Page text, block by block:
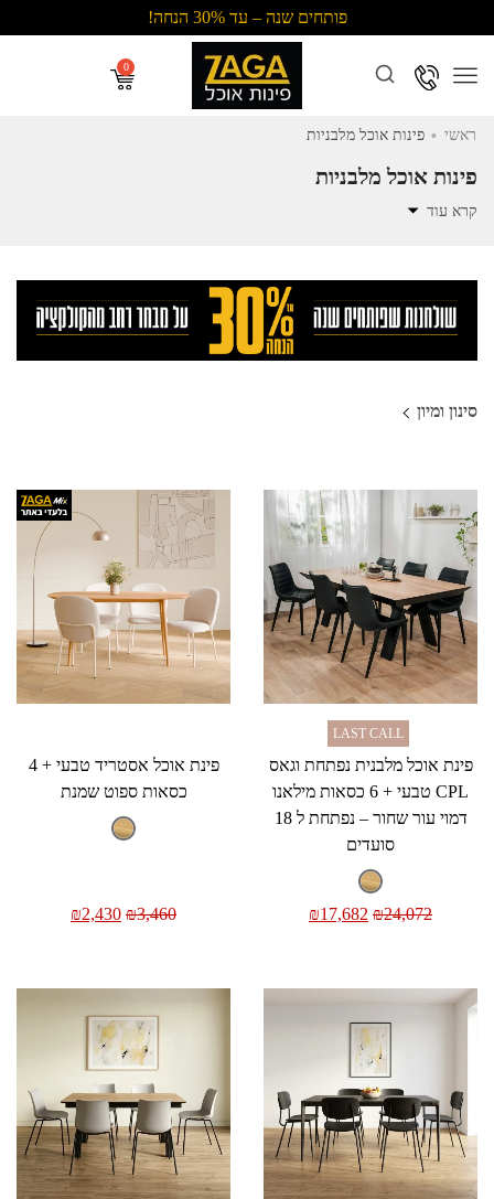
פותחים שנה – עד 30% הנחה!
Menu
ראשי . פינות אוכל מלבניות
פינות אוכל מלבניות
קרא עוד
סינון ומיון
LAST CALL
פינת אוכל מלבנית נפתחת וגאס
CPL טבעי + 6 כסאות מילאנו
דמוי עור שחור – נפתחת ל 18
סועדים
₪24,072
₪17,682
פינת אוכל אסטריד טבעי + 4
כסאות ספוט שמנת
₪3,460
₪2,430